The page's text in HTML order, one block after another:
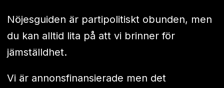
Nöjesguiden är partipolitiskt obunden, men
du kan alltid lita på att vi brinner för
jämställdhet.
Vi är annonsfinansierade men det